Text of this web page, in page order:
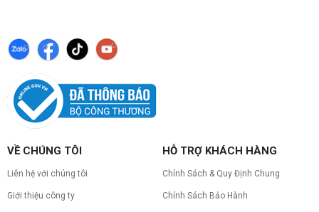
VỀ CHÚNG TÔI
Liên hệ với chúng tôi
Giới thiệu công ty
HỖ TRỢ KHÁCH HÀNG
Chính Sách & Quy Định Chung
Chính Sách Bảo Hành